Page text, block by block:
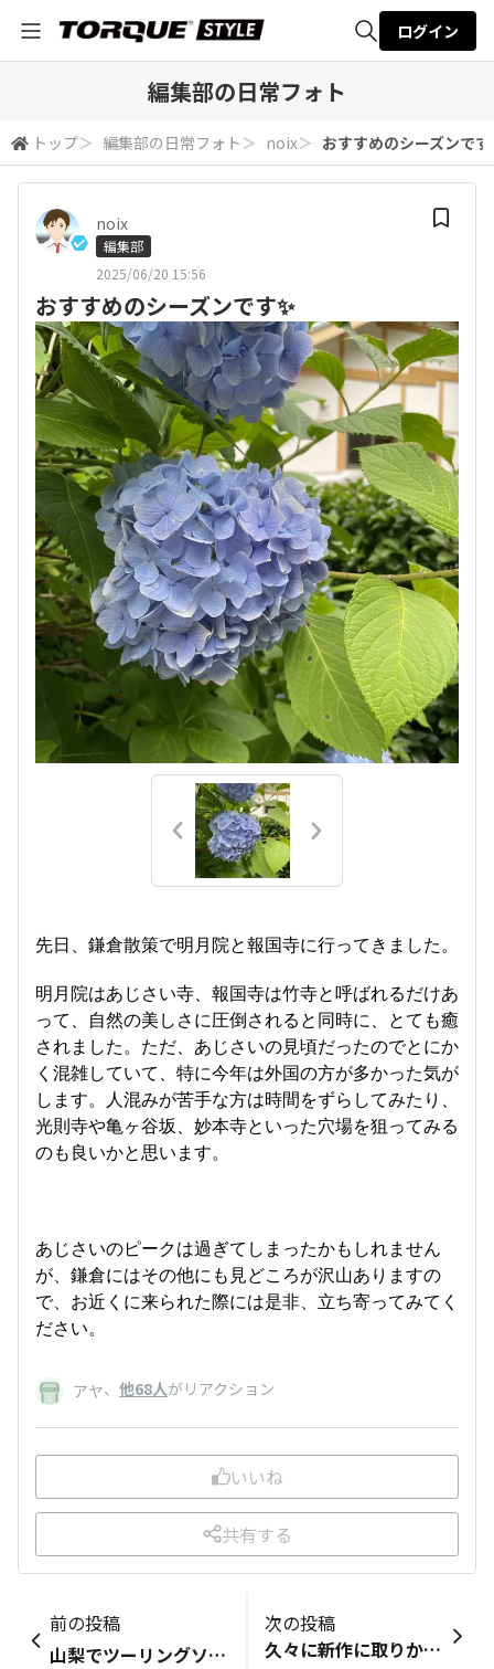
検索
ログイン
編集部の日常フォト
トップ＞ 編集部の日常フォト ＞ noix＞ おすすめのシーズンです
noix
編集部
2025/06/20 15:56
おすすめのシーズンです✨
先日、鎌倉散策で明月院と報国寺に行ってきました。
明月院はあじさい寺、報国寺は竹寺と呼ばれるだけあ
って、自然の美しさに圧倒されると同時に、とても癒
されました。ただ、あじさいの見頃だったのでとにか
く混雑していて、特に今年は外国の方が多かった気が
します。人混みが苦手な方は時間をずらしてみたり、
光則寺や亀ヶ谷坂、妙本寺といった穴場を狙ってみる
のも良いかと思います。
あじさいのピークは過ぎてしまったかもしれません
が、鎌倉にはその他にも見どころが沢山ありますの
で、お近くに来られた際には是非、立ち寄ってみてく
ださい。
アヤ、 他68人がリアクション
いいね
共有する
前の投稿
山梨でツーリングソロキャンしてきました⛺
次の投稿
久々に新作に取りかかっています🧵